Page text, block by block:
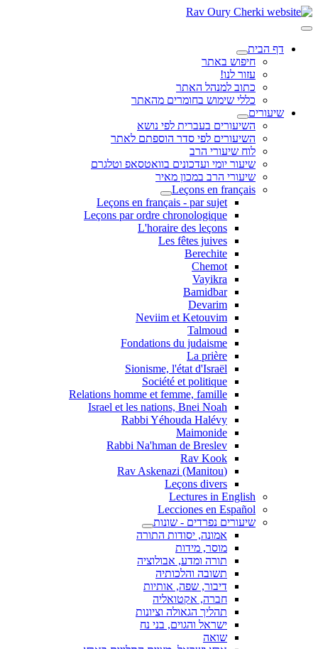
דף הבית
חיפוש באתר
עזור לנו!
כתוב למנהל האתר
כללי שימוש בחומרים מהאתר
שיעורים
השיעורים בעברית לפי נושא
השיעורים לפי סדר הוספתם לאתר
לוח שיעורי הרב
שיעור יומי ועדכונים בוואטסאפ וטלגרם
שיעורי הרב במכון מאיר
Leçons en français
Leçons en français - par sujet
Leçons par ordre chronologique
L'horaire des leçons
Les fêtes juives
Berechite
Chemot
Vayikra
Bamidbar
Devarim
Neviim et Ketouvim
Talmoud
Fondations du judaisme
La prière
Sionisme, l'état d'Israël
Société et politique
Relations homme et femme, famille
Israel et les nations, Bnei Noah
Rabbi Yéhouda Halévy
Maimonide
Rabbi Na'hman de Breslev
Rav Kook
(Rav Askenazi (Manitou
Leçons divers
Lectures in English
Lecciones en Español
שיעורים נפרדים - שונות
אמונה, יסודות התורה
מוסר, מידות
תורה ומדע, אבולוציה
תשובה והלכותיה
דיבור, שפה, אותיות
חברה, אקטואליה
תהליך הגאולה וציונות
ישראל והגוים, בני נח
שואה